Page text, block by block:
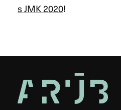
s JMK 2020!